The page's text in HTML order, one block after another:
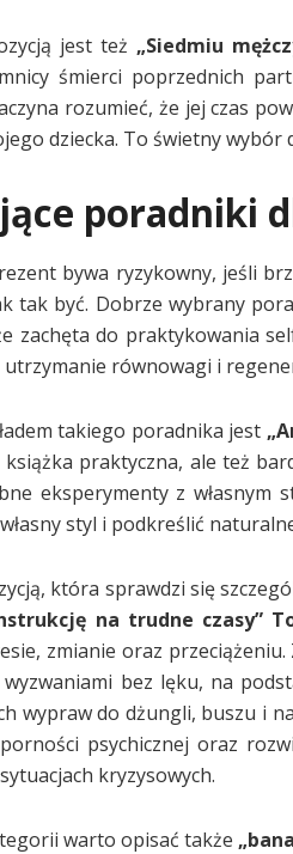
jest też „Siedmiu
śmierci poprzednich
rozumieć, że jej czas
dziecka. To świetny
poradniki
bywa ryzykowny, jeśli
tak być. Dobrze wybrany
zachęta do praktykowania
utrzymanie równowagi i
takiego poradnika jest
książka praktyczna, ale też
eksperymenty z
styl i podkreślić
która sprawdzi się
na trudne czasy”
zmianie oraz
wyzwaniami bez lęku, na
wypraw do dżungli, buszu i
psychicznej oraz
kryzysowych.
warto opisać także